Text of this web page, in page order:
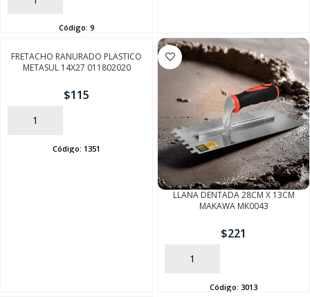
Código: 9
FRETACHO RANURADO PLASTICO
METASUL 14X27 011802020
$115
AÑADIR
Código: 1351
LLANA DENTADA 28CM X 13CM
MAKAWA MK0043
$221
AÑADIR
Código: 3013